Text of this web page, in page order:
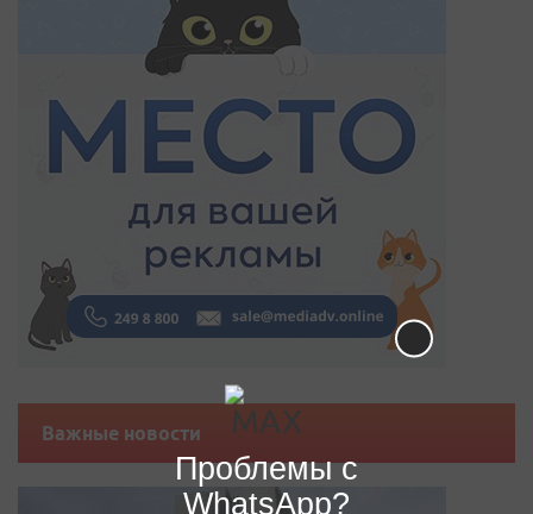
Важные новости
Проблемы с
WhatsApp?